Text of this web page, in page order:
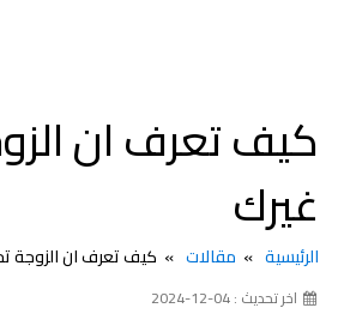
كيف تعرف ان
غيرك
الرئيسية مقالات كيف تعرف ان الزوجة
اخر تحديث : 04-12-2024